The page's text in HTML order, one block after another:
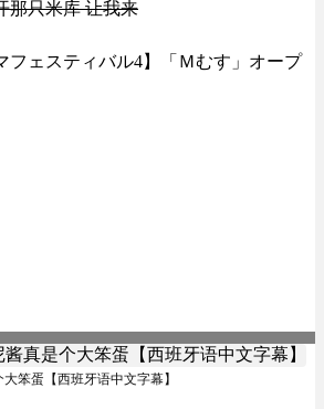
那只米库 让我来
ェスティバル4】「Ｍむす」オープ
笨蛋【西班牙语中文字幕】